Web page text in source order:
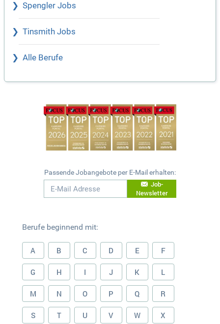
Spengler Jobs
Tinsmith Jobs
Alle Berufe
Passende Jobangebote per E-Mail erhalten:
Job-
Newsletter
Berufe beginnend mit:
A B C D E F
G H I J K L
M N O P Q R
S T U V W X